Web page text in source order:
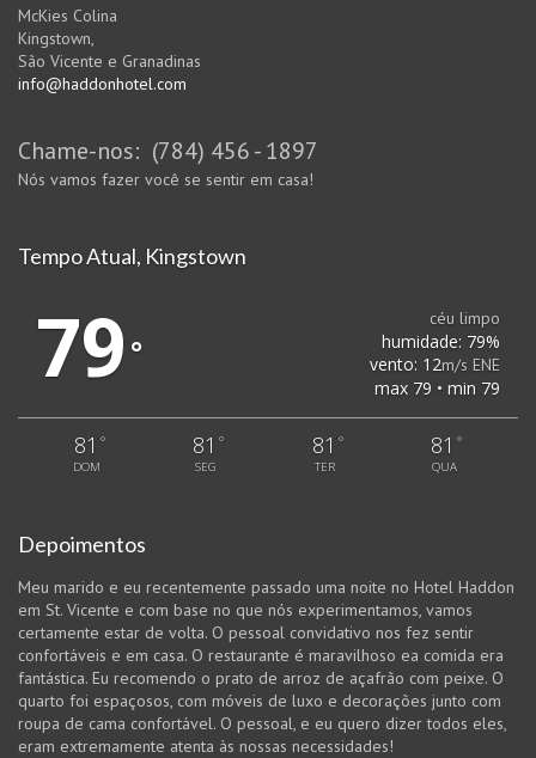
McKies Colina
Kingstown,
São Vicente e Granadinas
info@haddonhotel.com
Chame-nos: (784) 456 - 1897
Nós vamos fazer você se sentir em casa!
Tempo Atual, Kingstown
79 °
céu limpo
humidade: 79%
vento: 12m/s ENE
max 79 • min 79
81 °
DOM
81 °
SEG
81 °
TER
81 °
QUA
Depoimentos
Meu marido e eu recentemente passado uma noite no Hotel Haddon
em St. Vicente e com base no que nós experimentamos, vamos
certamente estar de volta. O pessoal convidativo nos fez sentir
confortáveis ​​e em casa. O restaurante é maravilhoso ea comida era
fantástica. Eu recomendo o prato de arroz de açafrão com peixe. O
quarto foi espaçosos, com móveis de luxo e decorações junto com
roupa de cama confortável. O pessoal, e eu quero dizer todos eles,
eram extremamente atenta às nossas necessidades!